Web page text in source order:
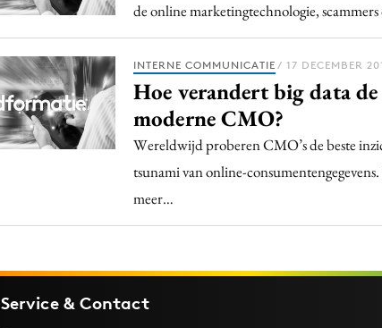
de online marketingtechnologie,
INTERNE COMMUNICATIE / 17 DECEMBER
Hoe verandert big data
moderne CMO?
Wereldwijd proberen CMO’s de beste
tsunami van online-
meer…
Service & Contact